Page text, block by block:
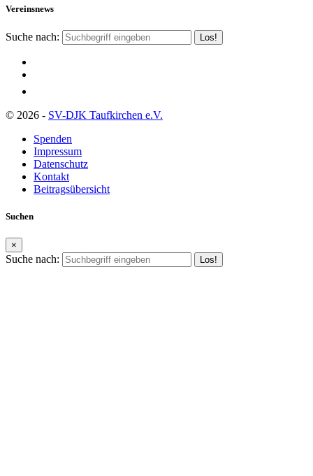
Vereinsnews
Suche nach:
© 2026 - SV-DJK Taufkirchen e.V.
Spenden
Impressum
Datenschutz
Kontakt
Beitragsübersicht
Suchen
×
Suche nach: